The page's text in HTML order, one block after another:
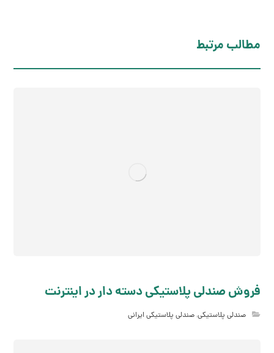
مطالب مرتبط
فروش صندلی پلاستیکی دسته دار در اینترنت
صندلی پلاستیکی,صندلی پلاستیکی ایرانی